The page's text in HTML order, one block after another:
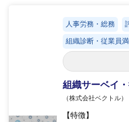
人事労務・総務
組織診断・従業員
組織サーベイ
（株式会社ベクトル）
【特徴】